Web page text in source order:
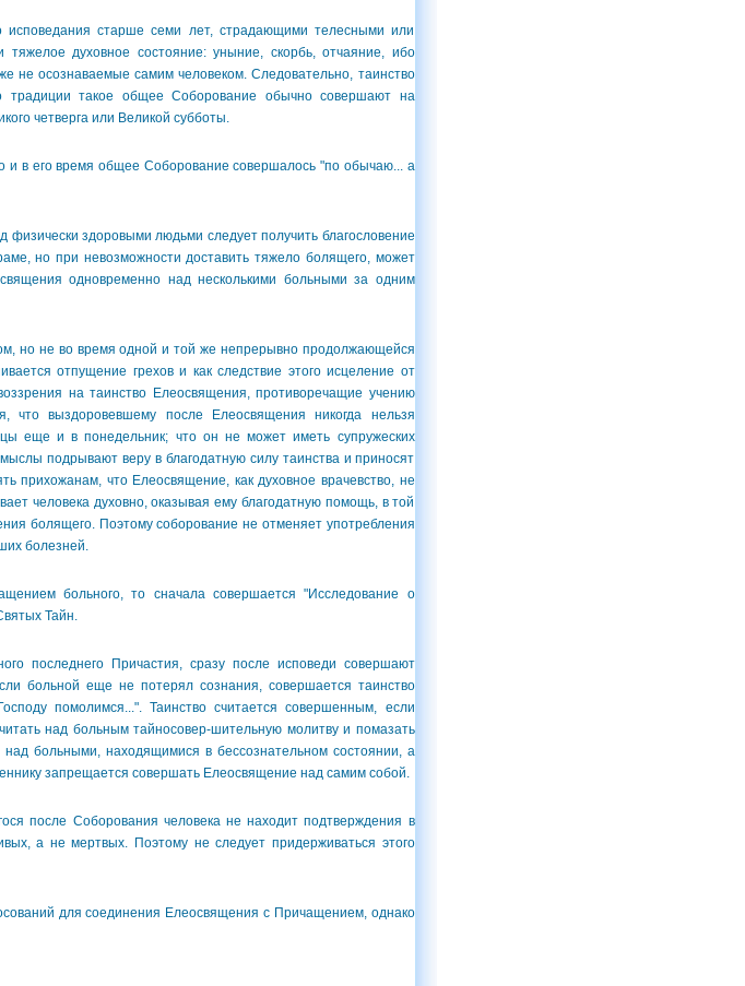
старше семи лет, страдающими телесными или
духовное состояние: уныние, скорбь, отчаяние, ибо
не осознаваемые самим человеком. Следовательно, таинство
такое общее Соборование обычно совершают на
четверга или Великой субботы.
и в его время общее Соборование совершалось "по обычаю... а
здоровыми людьми следует получить благословение
но при невозможности доставить тяжело болящего, может
одновременно над несколькими больными за одним
но не во время одной и той же непрерывно продолжающейся
отпущение грехов и как следствие этого исцеление от
на таинство Елеосвящения, противоречащие учению
что выздоровевшему после Елеосвящения никогда нельзя
еще и в понедельник; что он не может иметь супружеских
подрывают веру в благодатную силу таинства и приносят
прихожанам, что Елеосвящение, как духовное врачевство, не
человека духовно, оказывая ему благодатную помощь, в той
болящего. Поэтому соборование не отменяет употребления
болезней.
больного, то сначала совершается "Исследование о
Тайн.
последнего Причастия, сразу после исповеди совершают
больной еще не потерял сознания, совершается таинство
помолимся...". Таинство считается совершенным, если
над больным тайносовер-шительную молитву и помазать
больными, находящимися в бессознательном состоянии, а
запрещается совершать Елеосвящение над самим собой.
после Соборования человека не находит подтверждения в
а не мертвых. Поэтому не следует придерживаться этого
для соединения Елеосвящения с Причащением, однако